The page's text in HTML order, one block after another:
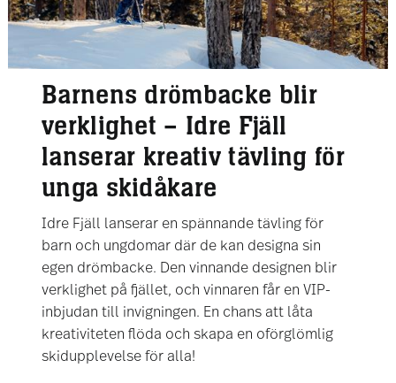
Barnens drömbacke blir
verklighet – Idre Fjäll
lanserar kreativ tävling för
unga skidåkare
Idre Fjäll lanserar en spännande tävling för
barn och ungdomar där de kan designa sin
egen drömbacke. Den vinnande designen blir
verklighet på fjället, och vinnaren får en VIP-
inbjudan till invigningen. En chans att låta
kreativiteten flöda och skapa en oförglömlig
skidupplevelse för alla!